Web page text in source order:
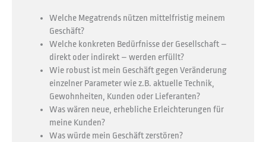
Welche Megatrends nützen mittelfristig meinem
Geschäft?
Welche konkreten Bedürfnisse der Gesellschaft –
direkt oder indirekt – werden erfüllt?
Wie robust ist mein Geschäft gegen Veränderung
einzelner Parameter wie z.B. aktuelle Technik,
Gewohnheiten, Kunden oder Lieferanten?
Was wären neue, erhebliche Erleichterungen für
meine Kunden?
Was würde mein Geschäft zerstören?